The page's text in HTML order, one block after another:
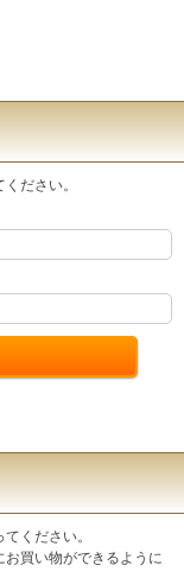
ださい。
ください。
買い物ができるように